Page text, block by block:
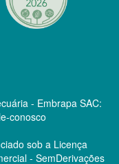
- Embrapa SAC:
conosco
sob a Licença
- SemDerivações